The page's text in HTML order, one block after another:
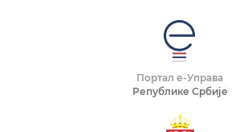
Портал е-Управа
Републике Србије